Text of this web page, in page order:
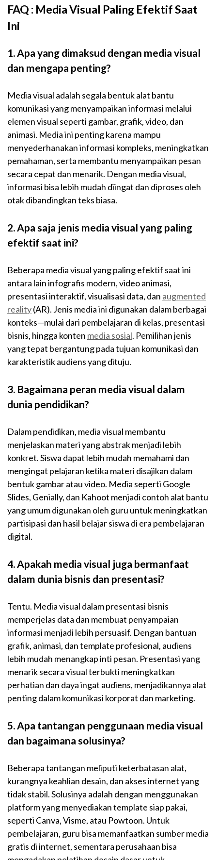
FAQ : Media Visual Paling Efektif Saat
Ini
1. Apa yang dimaksud dengan media visual
dan mengapa penting?
Media visual adalah segala bentuk alat bantu
komunikasi yang menyampaikan informasi melalui
elemen visual seperti gambar, grafik, video, dan
animasi. Media ini penting karena mampu
menyederhanakan informasi kompleks, meningkatkan
pemahaman, serta membantu menyampaikan pesan
secara cepat dan menarik. Dengan media visual,
informasi bisa lebih mudah diingat dan diproses oleh
otak dibandingkan teks biasa.
2. Apa saja jenis media visual yang paling
efektif saat ini?
Beberapa media visual yang paling efektif saat ini
antara lain infografis modern, video animasi,
presentasi interaktif, visualisasi data, dan augmented
reality(AR). Jenis media ini digunakan dalam berbagai
konteks—mulai dari pembelajaran di kelas, presentasi
bisnis, hingga konten media sosial. Pemilihan jenis
yang tepat bergantung pada tujuan komunikasi dan
karakteristik audiens yang dituju.
3. Bagaimana peran media visual dalam
dunia pendidikan?
Dalam pendidikan, media visual membantu
menjelaskan materi yang abstrak menjadi lebih
konkret. Siswa dapat lebih mudah memahami dan
mengingat pelajaran ketika materi disajikan dalam
bentuk gambar atau video. Media seperti Google
Slides, Genially, dan Kahoot menjadi contoh alat bantu
yang umum digunakan oleh guru untuk meningkatkan
partisipasi dan hasil belajar siswa di era pembelajaran
digital.
4. Apakah media visual juga bermanfaat
dalam dunia bisnis dan presentasi?
Tentu. Media visual dalam presentasi bisnis
memperjelas data dan membuat penyampaian
informasi menjadi lebih persuasif. Dengan bantuan
grafik, animasi, dan template profesional, audiens
lebih mudah menangkap inti pesan. Presentasi yang
menarik secara visual terbukti meningkatkan
perhatian dan daya ingat audiens, menjadikannya alat
penting dalam komunikasi korporat dan marketing.
5. Apa tantangan penggunaan media visual
dan bagaimana solusinya?
Beberapa tantangan meliputi keterbatasan alat,
kurangnya keahlian desain, dan akses internet yang
tidak stabil. Solusinya adalah dengan menggunakan
platform yang menyediakan template siap pakai,
seperti Canva, Visme, atau Powtoon. Untuk
pembelajaran, guru bisa memanfaatkan sumber media
gratis di internet, sementara perusahaan bisa